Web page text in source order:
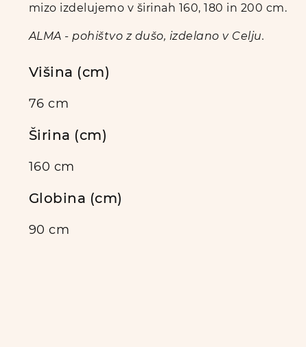
mizo izdelujemo v širinah 160, 180 in 200 cm.
ALMA - pohištvo z dušo, izdelano v Celju.
Višina (cm)
76 cm
Širina (cm)
160 cm
Globina (cm)
90 cm